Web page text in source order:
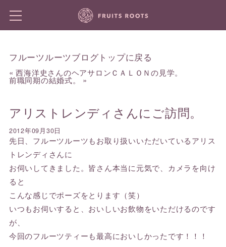
フルーツルーツブログトップに戻る
«西海洋史さんのヘアサロンＣＡＬＯＮの見学。
前職同期の結婚式。 »
アリストレンディさんにご訪問。
2012年09月30日
先日、フルーツルーツもお取り扱いいただいているアリス
トレンディさんに
お伺いしてきました。皆さん本当に元気で、カメラを向け
ると
こんな感じでポーズをとります（笑）
いつもお伺いすると、おいしいお飲物をいただけるのです
が、
今回のフルーツティーも最高においしかったです！！！